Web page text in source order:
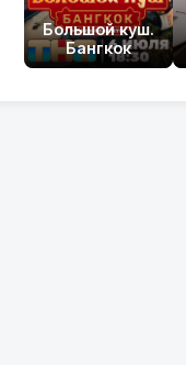
Большой куш.
Бангкок